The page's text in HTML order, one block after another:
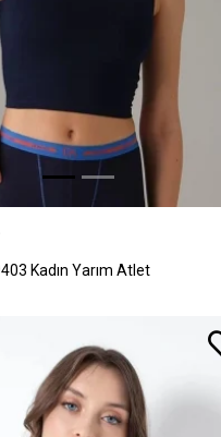
Kadın Yarım Atlet